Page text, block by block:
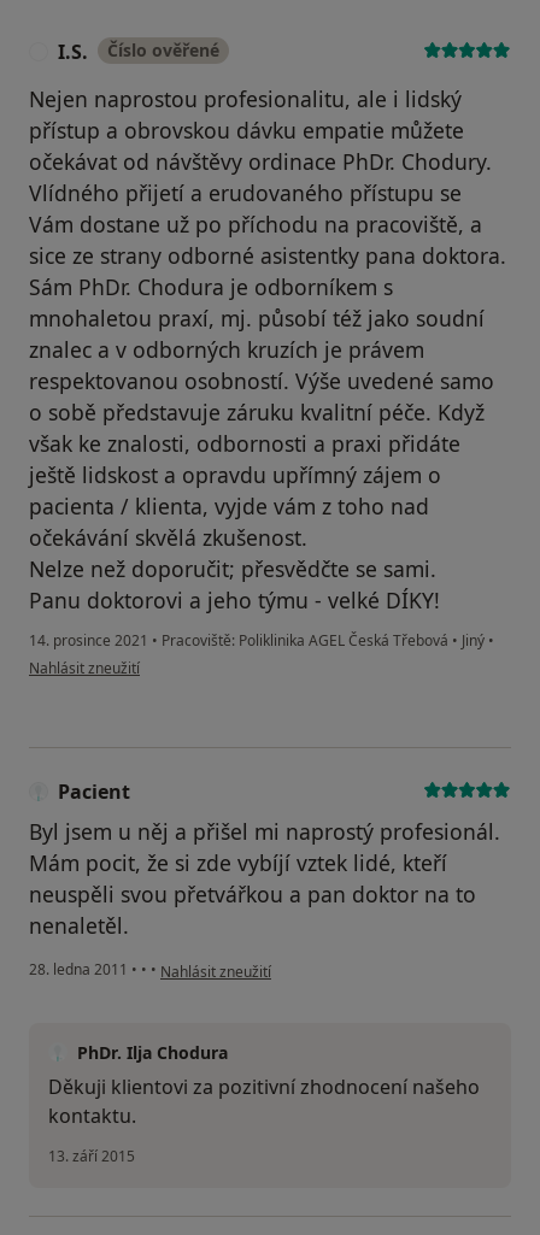
I.S. Číslo ověřené
Nejen naprostou profesionalitu, ale i lidský
přístup a obrovskou dávku empatie můžete
očekávat od návštěvy ordinace PhDr. Chodury.
Vlídného přijetí a erudovaného přístupu se
Vám dostane už po příchodu na pracoviště, a
sice ze strany odborné asistentky pana doktora.
Sám PhDr. Chodura je odborníkem s
mnohaletou praxí, mj. působí též jako soudní
znalec a v odborných kruzích je právem
respektovanou osobností. Výše uvedené samo
o sobě představuje záruku kvalitní péče. Když
však ke znalosti, odbornosti a praxi přidáte
ještě lidskost a opravdu upřímný zájem o
pacienta / klienta, vyjde vám z toho nad
očekávání skvělá zkušenost.
Nelze než doporučit; přesvědčte se sami.
Panu doktorovi a jeho týmu - velké DÍKY!
14. prosince 2021 • Pracoviště: Poliklinika AGEL Česká Třebová • Jiný •
podle názoru uživatele I.S.
Nahlásit zneužití
Pacient
Byl jsem u něj a přišel mi naprostý profesionál.
Mám pocit, že si zde vybíjí vztek lidé, kteří
neuspěli svou přetvářkou a pan doktor na to
nenaletěl.
28. ledna 2011 • • • podle názoru uživatele Pacient
Nahlásit zneužití
PhDr. Ilja Chodura
Děkuji klientovi za pozitivní zhodnocení našeho
kontaktu.
13. září 2015